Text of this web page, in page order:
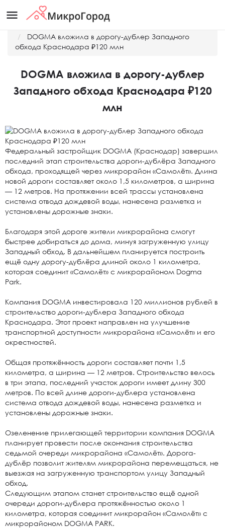
menu
DOGMA вложила в дорогу-дублер Западного
обхода Краснодара ₽120 млн
DOGMA вложила в дорогу-дублер
Западного обхода Краснодара ₽120
млн
Федеральный застройщик DOGMA (Краснодар) завершил
последний этап строительства дороги-дублёра Западного
обхода, проходящей через микрорайон «Самолёт». Длина
новой дороги составляет около 1,5 километров, а ширина
— 12 метров. На протяжении всей трассы установлена
система отвода дождевой воды, нанесена разметка и
установлены дорожные знаки.
Благодаря этой дороге жители микрорайона смогут
быстрее добираться до дома, минуя загруженную улицу
Западный обход. В дальнейшем планируется построить
ещё одну дорогу-дублёра длиной около 1 километра,
которая соединит «Самолёт» с микрорайоном Dogma
Park.
Компания DOGMA инвестировала 120 миллионов рублей в
строительство дороги-дублера Западного обхода
Краснодара. Этот проект направлен на улучшение
транспортной доступности микрорайона «Самолёт» и его
окрестностей.
Общая протяжённость дороги составляет почти 1,5
километра, а ширина — 12 метров. Строительство велось
в три этапа, последний участок дороги имеет длину 300
метров. По всей длине дороги-дублера установлена
система отвода дождевой воды, нанесена разметка и
установлены дорожные знаки.
Озеленение прилегающей территории компания DOGMA
планирует провести после окончания строительства
седьмой очереди микрорайона «Самолёт». Дорога-
дублёр позволит жителям микрорайона перемещаться, не
выезжая на загруженную транспортом улицу Западный
обход.
Следующим этапом станет строительство ещё одной
очереди дороги-дублера протяжённостью около 1
километра, которая соединит микрорайон «Самолёт» с
микрорайоном DOGMA PARK.